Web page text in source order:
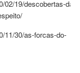
19/descobertas-das-
11/30/as-forcas-do-